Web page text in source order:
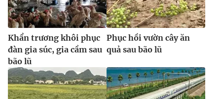
Khẩn trương khôi phục
đàn gia súc, gia cầm sau
bão lũ
Phục hồi vườn cây ăn
quả sau bão lũ